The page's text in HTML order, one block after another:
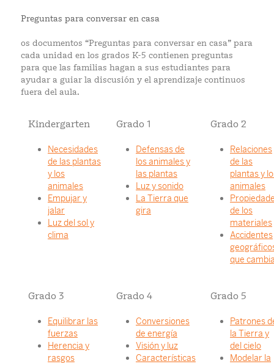
Preguntas para conversar en casa
os documentos “Preguntas para conversar en casa” para
cada unidad en los grados K-5 contienen preguntas
para que las familias hagan a sus estudiantes para
ayudar a guiar la discusión y el aprendizaje continuos
fuera del aula.
Kindergarten
Necesidades
de las plantas
y los
animales
Empujar y
jalar
Luz del sol y
clima
Grado 1
Defensas de
los animales y
las plantas
Luz y sonido
La Tierra que
gira
Grado 2
Relaciones
de las
plantas y
animales
de los
materiales
Accidentes
que
Grado 3
Equilibrar las
fuerzas
Herencia y
rasgos
Grado 4
Conversiones
de energía
Visión y luz
Características
Grado 5
Patrones
la Tierra y
del cielo
Modelar la